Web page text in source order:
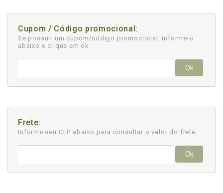
Cupom / Código promocional:
Se possuir um cupom/código promocional, informe-o
abaixo e clique em ok
Ok
Frete:
Informe seu CEP abaixo para consultar o valor do frete.
Ok